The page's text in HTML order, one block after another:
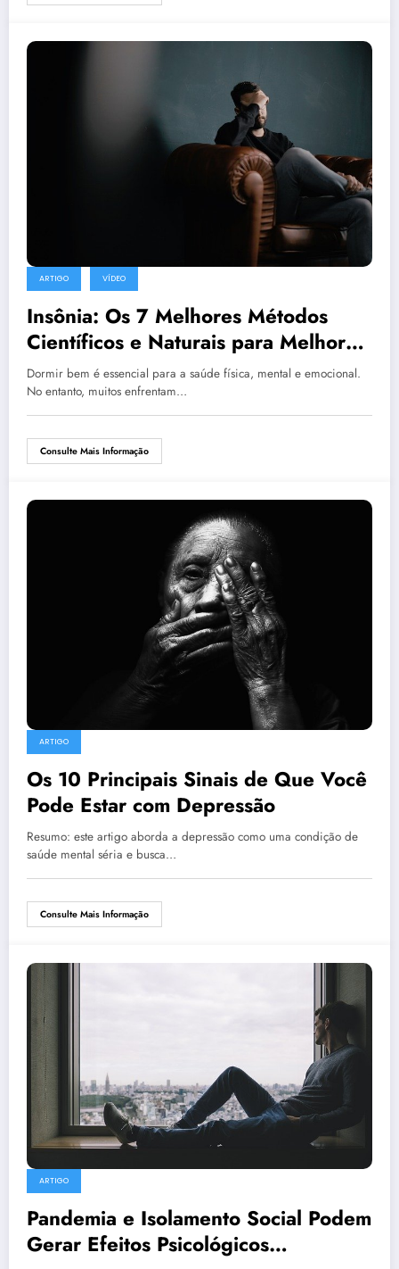
ARTIGO VÍDEO
Insônia: Os 7 Melhores Métodos
Científicos e Naturais para Melhorar
a Qualidade do Sono
Dormir bem é essencial para a saúde física, mental e emocional.
No entanto, muitos enfrentam…
Consulte Mais Informação
ARTIGO
Os 10 Principais Sinais de Que Você
Pode Estar com Depressão
Resumo: este artigo aborda a depressão como uma condição de
saúde mental séria e busca…
Consulte Mais Informação
ARTIGO
Pandemia e Isolamento Social Podem
Gerar Efeitos Psicológicos